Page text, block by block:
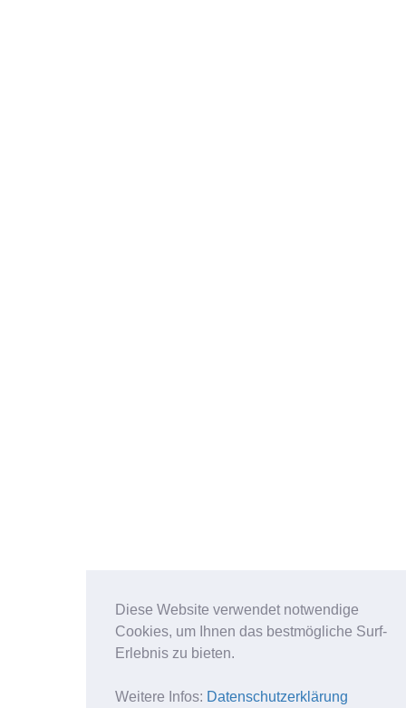
Diese Website verwendet notwendige
Cookies, um Ihnen das bestmögliche Surf-
Erlebnis zu bieten.
Weitere Infos: Datenschutzerklärung